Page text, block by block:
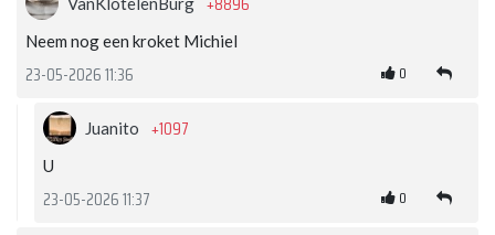
Neem nog een kroket Michiel
23-05-2026 11:36 0
Juanito +1097
U
23-05-2026 11:37 0